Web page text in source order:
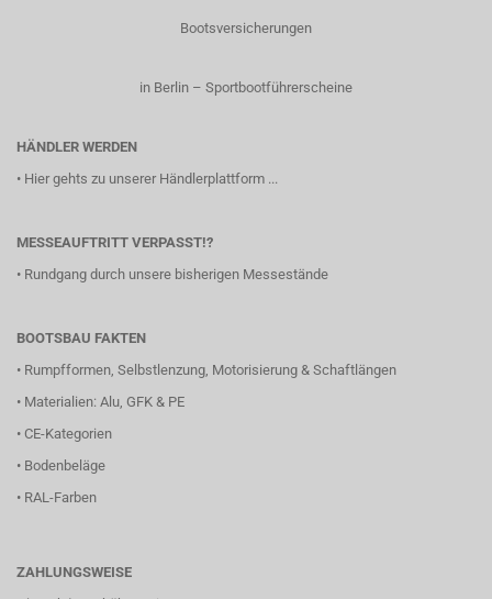
Bootsversicherungen
in Berlin – Sportbootführerscheine
HÄNDLER WERDEN
• Hier gehts zu unserer Händlerplattform ...
MESSEAUFTRITT VERPASST!?
• Rundgang durch unsere bisherigen Messestände
BOOTSBAU FAKTEN
• Rumpfformen, Selbstlenzung, Motorisierung & Schaftlängen
• Materialien: Alu, GFK & PE
• CE-Kategorien
• Bodenbeläge
• RAL-Farben
ZAHLUNGSWEISE